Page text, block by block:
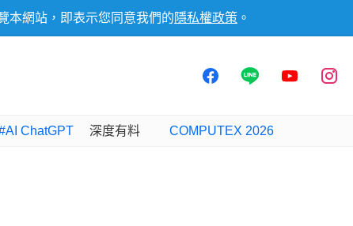
本網站，即表示您同意我們的 隱私權政策 。
ChatGPT 深度有料 COMPUTEX 2026